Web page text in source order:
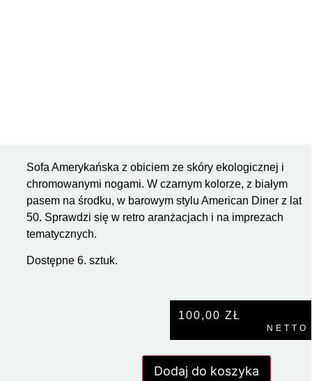
Sofa Amerykańska z obiciem ze skóry ekologicznej i
chromowanymi nogami. W czarnym kolorze, z białym
pasem na środku, w barowym stylu American Diner z lat
50. Sprawdzi się w retro aranżacjach i na imprezach
tematycznych.
Dostępne 6. sztuk.
100,00 ZŁ
NETTO
Dodaj do koszyka